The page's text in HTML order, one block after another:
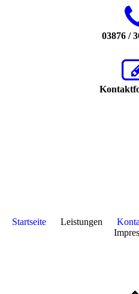
03876 /
Startseite Leistungen